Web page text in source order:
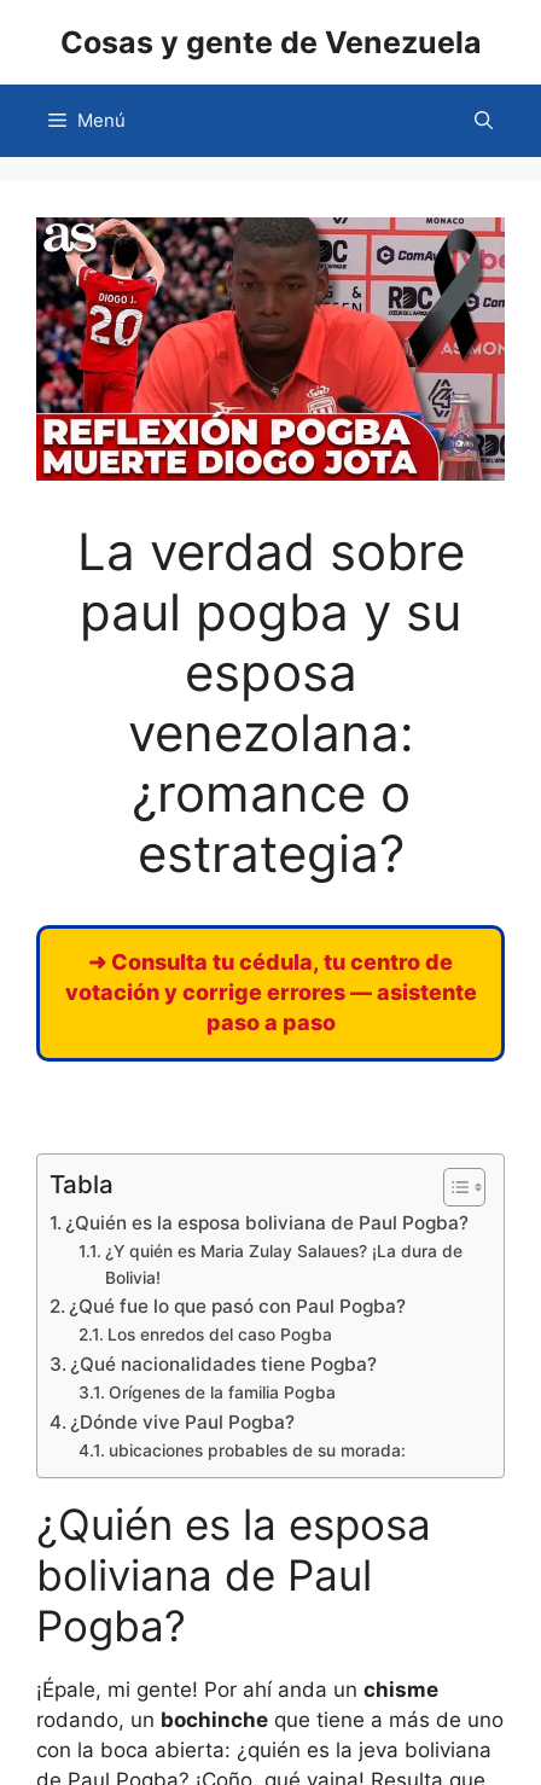
Cosas y gente de Venezuela
Menú
La verdad sobre
paul pogba y su
esposa
venezolana:
¿romance o
estrategia?
➜ Consulta tu cédula, tu centro de
votación y corrige errores — asistente
paso a paso
Tabla
¿Quién es la esposa boliviana de Paul Pogba?
¿Y quién es Maria Zulay Salaues? ¡La dura de
Bolivia!
¿Qué fue lo que pasó con Paul Pogba?
Los enredos del caso Pogba
¿Qué nacionalidades tiene Pogba?
Orígenes de la familia Pogba
¿Dónde vive Paul Pogba?
ubicaciones probables de su morada:
¿Quién es la esposa
boliviana de Paul
Pogba?
¡Épale, mi gente! Por ahí anda un chisme
rodando, un bochinche que tiene a más de uno
con la boca abierta: ¿quién es la jeva boliviana